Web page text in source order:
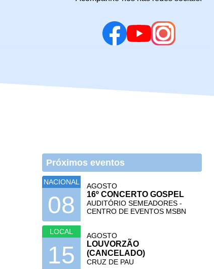
Próximos eventos
NACIONAL
08
AGOSTO
16º CONCERTO GOSPEL
AUDITÓRIO SEMEADORES -
CENTRO DE EVENTOS MSBN
LOCAL
15
AGOSTO
LOUVORZÃO
(CANCELADO)
CRUZ DE PAU